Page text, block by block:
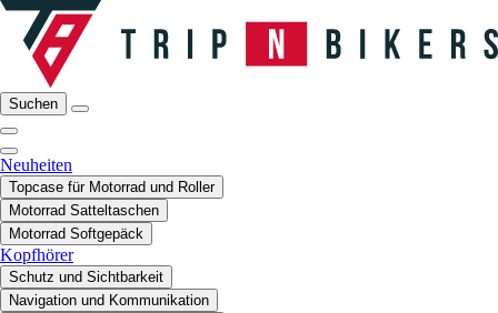
Suchen
Neuheiten
Topcase für Motorrad und Roller
Motorrad Satteltaschen
Motorrad Softgepäck
Kopfhörer
Schutz und Sichtbarkeit
Navigation und Kommunikation